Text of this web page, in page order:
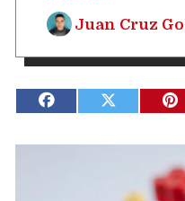
Juan Cruz